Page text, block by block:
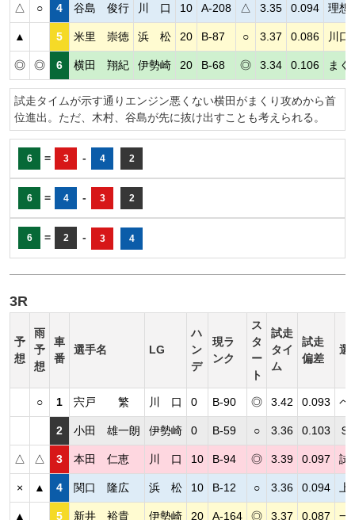
△ ○ 4 谷島 俊行 川 口 10 A-208 △ 3.35 0.094 理想
▲ 5 米里 崇徳 浜 松 20 B-87 ○ 3.37 0.086 川口
◎ ◎ 6 横田 翔紀 伊勢崎 20 B-68 ◎ 3.34 0.106 まく
試走タイムが示す通りエンジン悪くない横田がまくり攻めから首
位進出。ただ、木村、谷島が先に抜け出すことも考えられる。
6 = 3 - 4 2
6 = 4 - 3 2
6 = 2 - 3 4
3R
予
想
雨
予
想
車
番
選手名 LG
ハ
ン
デ
現ラ
ンク
ス
タ
ー
ト
試走
タイ
ム
試走
偏差
選
○ 1 宍戸 繁 川 口 0 B-90 ◎ 3.42 0.093 ペ
2 小田 雄一朗 伊勢崎 0 B-59 ○ 3.36 0.103 Ｓ
△ △ 3 本田 仁恵 川 口 10 B-94 ◎ 3.39 0.097 試
× ▲ 4 関口 隆広 浜 松 10 B-12 ○ 3.36 0.094
▲ 5 新井 裕貴 伊勢崎 20 A-164 ◎ 3.37 0.087 一